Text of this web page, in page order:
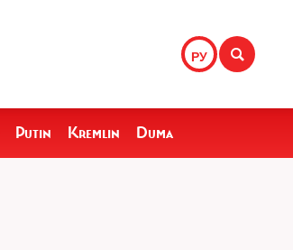
РУ
Putin Kremlin Duma